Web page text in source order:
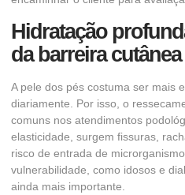
Hidratação
da barreira cutânea
A pele dos pés costuma ser mais
diariamente. Por isso, o
comuns nos atendimentos
elasticidade, surgem fissuras,
risco de entrada de
vulnerabilidade, como idosos e
ainda mais importante.